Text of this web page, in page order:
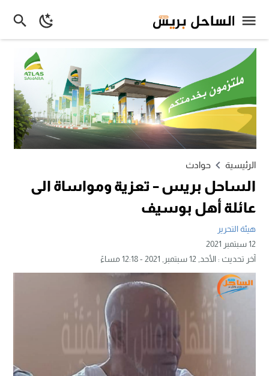
الرئيسية حوادث
الساحل بريس – تعزية ومواساة الى
عائلة أهل بوسيف
هيئة التحرير
12 سبتمبر 2021
آخر تحديث :الأحد, 12 سبتمبر, 2021 - 12:18 مساءً